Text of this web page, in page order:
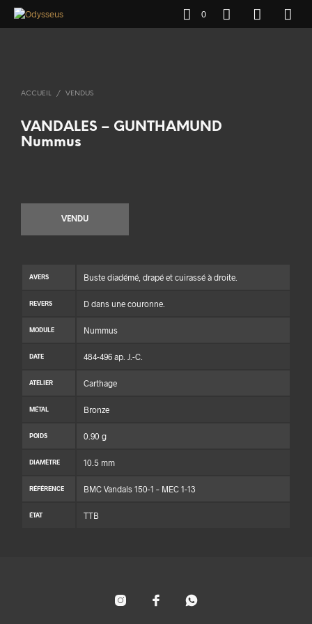
0
ACCUEIL / VENDUS
VANDALES – GUNTHAMUND
Nummus
VENDU
AVERS Buste diadémé, drapé et cuirassé à droite.
REVERS D dans une couronne.
MODULE Nummus
DATE 484-496 ap. J.-C.
ATELIER Carthage
MÉTAL Bronze
POIDS 0.90 g
DIAMÈTRE 10.5 mm
RÉFÉRENCE BMC Vandals 150-1 – MEC 1-13
ÉTAT TTB